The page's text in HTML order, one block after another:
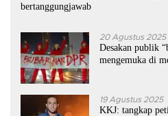
bertanggungjawab
20 Agustus 2025
Desakan publik
mengemuka di
19 Agustus 2025
KKJ: tangkap